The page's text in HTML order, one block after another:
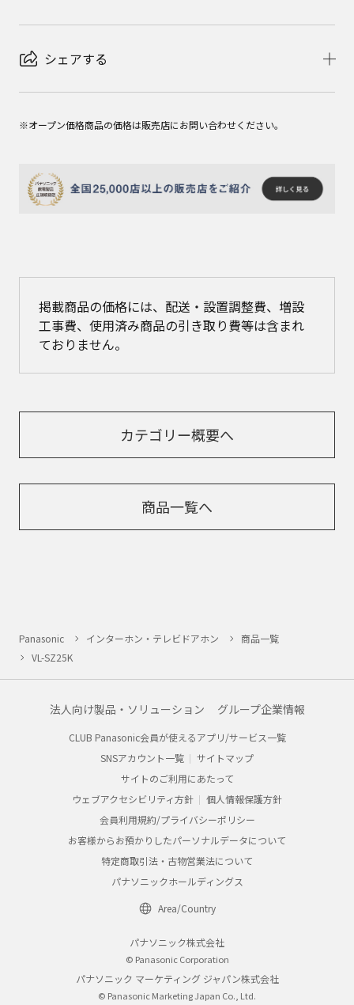
シェアする
※オープン価格商品の価格は販売店にお問い合わせください。
掲載商品の価格には、配送・設置調整費、増設
工事費、使用済み商品の引き取り費等は含まれ
ておりません。
カテゴリー概要へ
商品一覧へ
Panasonic インターホン・テレビドアホン
商品一覧
VL-SZ25K
法人向け製品・ソリューション グループ企業情報
CLUB Panasonic会員が使えるアプリ/サービス一覧
SNSアカウント一覧
サイトマップ
サイトのご利用にあたって
ウェブアクセシビリティ方針
個人情報保護方針
会員利用規約/プライバシーポリシー
お客様からお預かりしたパーソナルデータについて
特定商取引法・古物営業法について
パナソニックホールディングス
Area/Country
パナソニック株式会社
© Panasonic Corporation
パナソニック マーケティング ジャパン株式会社
© Panasonic Marketing Japan Co., Ltd.